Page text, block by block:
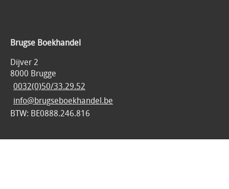
Brugse Boekhandel
Dijver 2
8000 Brugge
0032(0)50/33.29.52
info@brugseboekhandel.be
BTW: BE0888.246.816